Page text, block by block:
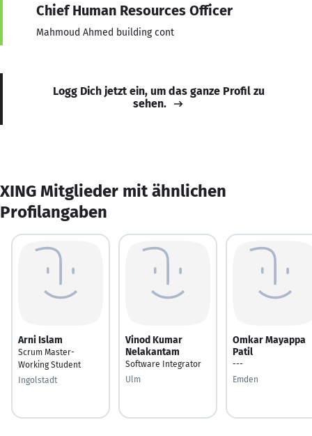
Chief Human Resources Officer
Mahmoud Ahmed building cont
Logg Dich jetzt ein, um das ganze Profil zu
sehen.
XING Mitglieder mit ähnlichen
Profilangaben
Arni Islam
Scrum Master-
Working Student
Ingolstadt
Vinod Kumar
Nelakantam
Software Integrator
Ulm
Omkar Mayappa
Patil
---
Emden